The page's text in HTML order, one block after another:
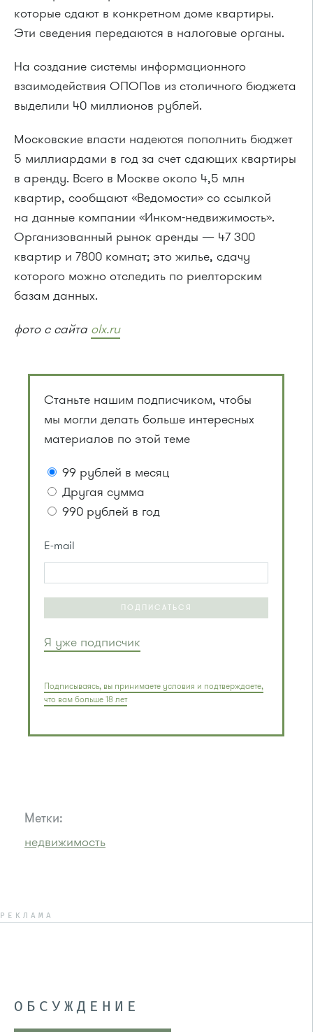
которые сдают в конкретном доме квартиры.
Эти сведения передаются в налоговые органы.
На создание системы информационного
взаимодействия ОПОПов из столичного бюджета
выделили 40 миллионов рублей.
Московские власти надеются пополнить бюджет
5 миллиардами в год за счет сдающих квартиры
в аренду. Всего в Москве около 4,5 млн
квартир, сообщают «Ведомости» со ссылкой
на данные компании «Инком-недвижимость».
Организованный рынок аренды — 47 300
квартир и 7800 комнат; это жилье, сдачу
которого можно отследить по риелторским
базам данных.
фото с сайта olx.ru
Станьте нашим подписчиком, чтобы
мы могли делать больше интересных
материалов по этой теме
99 рублей в месяц
Другая сумма
990 рублей в год
E-mail
ПОДПИСАТЬСЯ
Я уже подписчик
Подписываясь, вы принимаете условия и подтверждаете,
что вам больше 18 лет
Метки:
недвижимость
РЕКЛАМА
ОБСУЖДЕНИЕ